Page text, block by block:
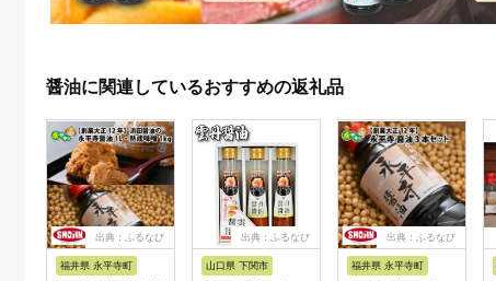
醤油に関連しているおすすめの返礼品
出典：ふるなび
福井県 永平寺町
出典：ふるなび
山口県 下関市
出典：ふるなび
福井県 永平寺町